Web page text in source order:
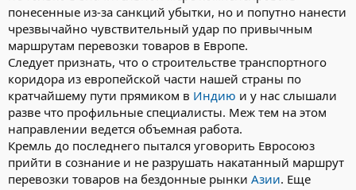
понесенные из-за санкций убытки, но и попутно нанести
чрезвычайно чувствительный удар по привычным
маршрутам перевозки товаров в Европе.
Следует признать, что о строительстве транспортного
коридора из европейской части нашей страны по
кратчайшему пути прямиком в Индию и у нас слышали
разве что профильные специалисты. Меж тем на этом
направлении ведется объемная работа.
Кремль до последнего пытался уговорить Евросоюз
прийти в сознание и не разрушать накатанный маршрут
перевозки товаров на бездонные рынки Азии. Еще